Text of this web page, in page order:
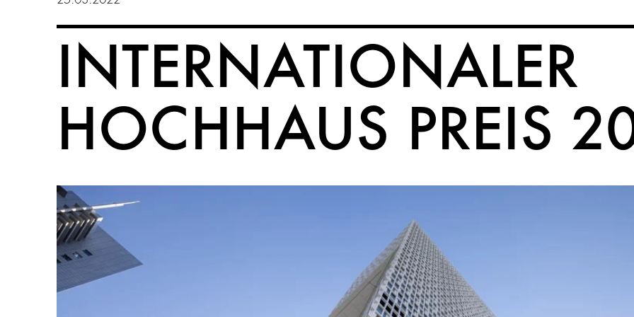
INTERNATIONALER
HOCHHAUS PREIS